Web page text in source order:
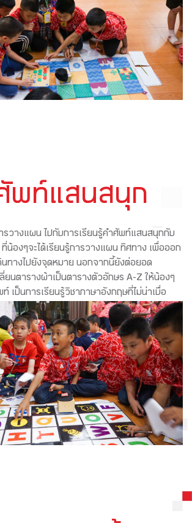
พท์แสนสนุก
รวางแผน ไปกับการเรียนรู้คำศัพท์แสนสนุกกับ
ที่น้องๆจะได้เรียนรู้การวางแผน ทิศทาง เพื่อออก
นทางไปยังจุดหมาย นอกจากนี้ยังต่อยอด
ยนตารางผ้าเป็นตารางตัวอักษร A-Z ให้น้องๆ
เป็นการเรียนรู้วิชาภาษาอังกฤษที่ไม่น่าเบื่อ